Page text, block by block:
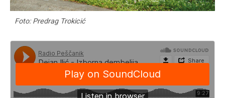
Foto: Predrag Trokicić